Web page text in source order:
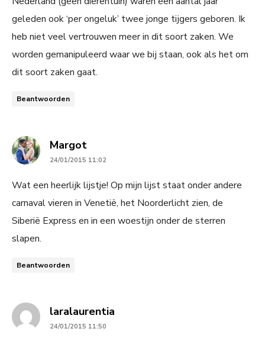
geleden ook ‘per ongeluk’ twee jonge tijgers geboren. Ik
heb niet veel vertrouwen meer in dit soort zaken. We
worden gemanipuleerd waar we bij staan, ook als het om
dit soort zaken gaat.
Beantwoorden
Margotsays:
24/01/2015 11:02
Wat een heerlijk lijstje! Op mijn lijst staat onder andere
carnaval vieren in Venetië, het Noorderlicht zien, de
Siberië Express en in een woestijn onder de sterren
slapen.
Beantwoorden
laralaurentia
24/01/2015 11:50